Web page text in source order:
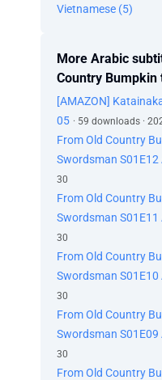
هجوم الآخر عليك.
عليك من الجانبين.
السحر الجديد
لك.
Vietnamese (5)
More Arabic
Country
[AMAZON]
05 · 59 downloads ·
From Old Country
Swordsman S01E12
30
From Old Country
Swordsman S01E11
30
From Old Country
Swordsman S01E10
30
From Old Country
Swordsman S01E09
30
From Old Country